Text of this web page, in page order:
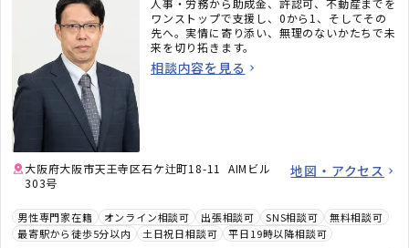
人事・労務から助成金、許認可、不動産までを
ワンストップで支援し、0から1、そしてその
先へ。実情に寄り添い、無理のないかたちで未
来を切り拓きます。
相談内容を見る
大阪府大阪市天王寺区石ケ辻町18-11 AIMビル
303号
地図・アクセス
男性専門家在籍 オンライン相談可 出張相談可 SNS相談可
無料相談可
最寄駅から徒歩5分以内
土日祝日相談可 平日19時以降相談可